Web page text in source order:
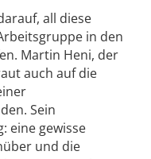
all diese
in den
Martin Heni, der
auch auf die
Sein
eine gewisse
und die